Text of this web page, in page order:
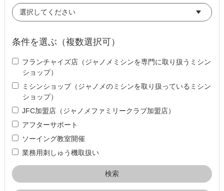
条件を選ぶ（複数選択可）
フランチャイズ店（ジャノメミシンを専門に取り扱うミシン
ショップ）
ミシンショップ（ジャノメのミシンを取り扱っているミシン
ショップ）
JFC加盟店（ジャノメファミリークラブ加盟店）
アフターサポート
ソーイング教室開催
業務用刺しゅう機取扱い